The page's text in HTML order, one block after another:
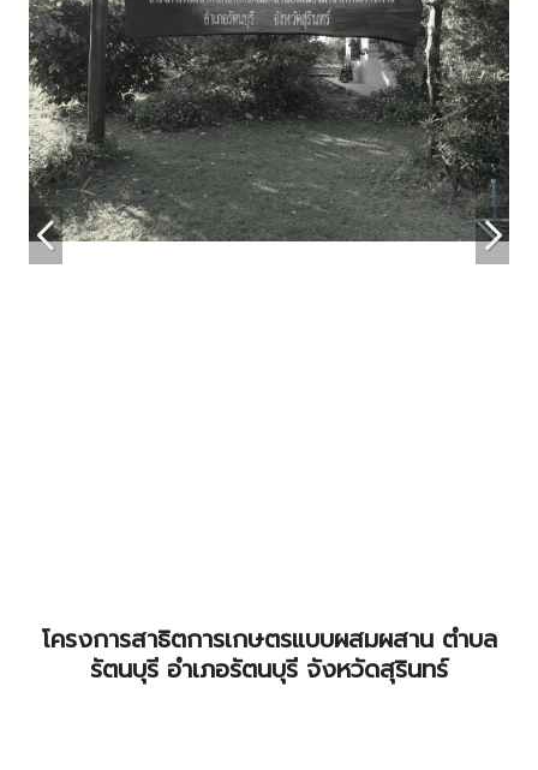
โครงการสาธิตการเกษตรแบบผสมผสาน ตำบล
รัตนบุรี อำเภอรัตนบุรี จังหวัดสุรินทร์